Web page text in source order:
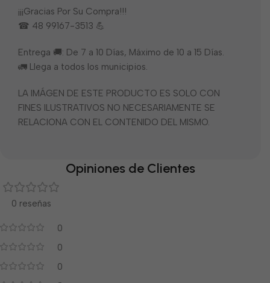
¡¡¡Gracias Por Su Compra!!!
☎ 48 99167-3513 💪
Entrega 🚚: De 7 a 10 Días, Máximo de 10 a 15 Días.
🚛 Llega a todos los municipios.
LA IMÁGEN DE ESTE PRODUCTO ES SOLO CON
FINES ILUSTRATIVOS NO NECESARIAMENTE SE
RELACIONA CON EL CONTENIDO DEL MISMO.
Opiniones de Clientes
0 reseñas
0
0
0